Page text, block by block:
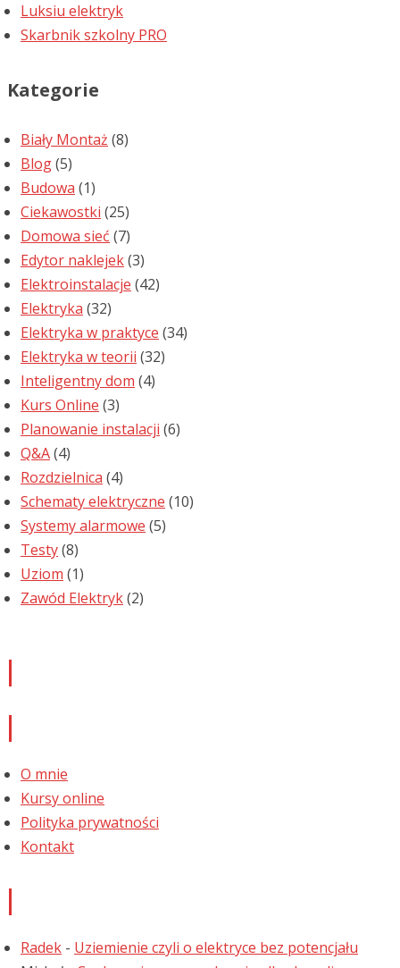
Luksiu elektryk
Skarbnik szkolny PRO
Kategorie
Biały Montaż (8)
Blog(5)
Budowa (1)
Ciekawostki (25)
Domowa sieć (7)
Edytor naklejek(3)
Elektroinstalacje (42)
Elektryka (32)
Elektryka w praktyce (34)
Elektryka w teorii (32)
Inteligentny dom (4)
Kurs Online (3)
Planowanie instalacji (6)
Q&A(4)
Rozdzielnica (4)
Schematy elektryczne (10)
Systemy alarmowe (5)
Testy(8)
Uziom (1)
Zawód Elektryk(2)
O mnie
Kursy online
Polityka prywatności
Kontakt
Radek - Uziemienie czyli o elektryce bez potencjału